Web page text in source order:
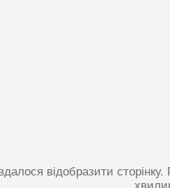
відобразити сторінку.